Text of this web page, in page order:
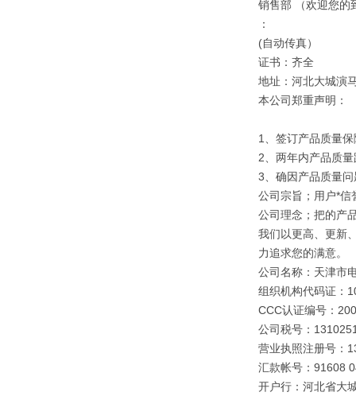
销售部 （欢迎您的
：
(自动传真）
证书：齐全
地址：河北大城演
本公司郑重声明：
1、签订产品质量
2、两年内产品质
3、确因产品质量
公司宗旨；用户*信
公司理念；把的产
我们以更高、更新
力追求您的满意。
公司名称：天津市
组织机构代码证：
CCC认证编号：
公司税号：
营业执照注册号：
汇款帐号：91608
开户行：河北省大